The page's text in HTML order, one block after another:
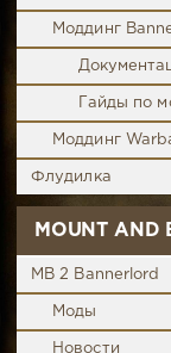
Моддинг
Гайды по
Моддинг
Флудилка
MOUNT AND
MB 2 Bannerlord
Моды
Новости